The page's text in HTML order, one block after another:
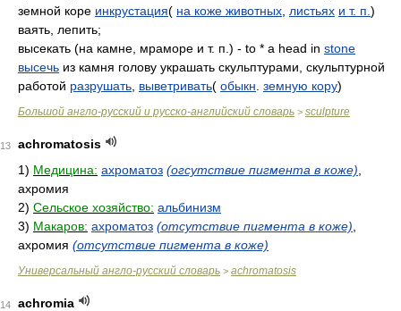
земной коре инкрустация( на коже животных листьях и т. п. )
ваять, лепить;
высекать (на камне, мраморе и т. п.) - to * a head in stone
высечь из камня голову украшать скульптурами, скульптурной
работой разрушать выветривать( обыкн земную кору)
Большой англо-русский и русско-английский словарь > sculpture
13
achromatosis
1) Медицина: ахроматоз (огсутствие пигмента в коже)
ахромия
2) Сельское хозяйство: альбинизм
3) Макаров: ахроматоз (отсутствие пигмента в коже)
ахромия (отсутствие пигмента в коже)
Универсальный англо-русский словарь > achromatosis
14
achromia